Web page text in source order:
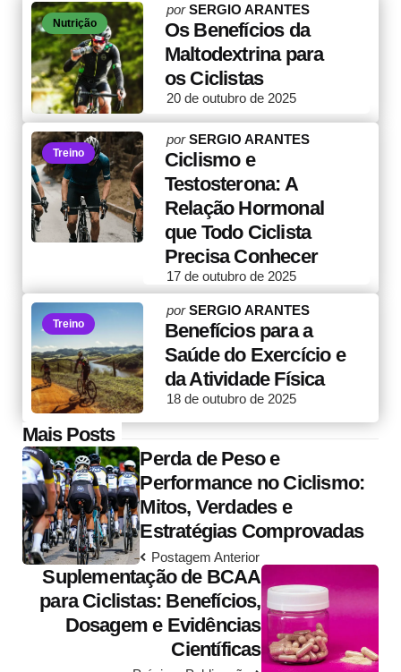
Nutrição
Posted
by
porSERGIO ARANTES
Os Benefícios da
Maltodextrina para
os Ciclistas
20 de outubro de 2025
Treino
Posted
by
porSERGIO ARANTES
Ciclismo e
Testosterona: A
Relação Hormonal
que Todo Ciclista
Precisa Conhecer
17 de outubro de 2025
Treino
Posted
by
porSERGIO ARANTES
Benefícios para a
Saúde do Exercício e
da Atividade Física
18 de outubro de 2025
Mais Posts
Post
navigationPerda de Peso e
Performance no Ciclismo:
Mitos, Verdades e
Estratégias Comprovadas
Postagem Anterior
Suplementação de BCAA
para Ciclistas: Benefícios,
Dosagem e Evidências
Científicas